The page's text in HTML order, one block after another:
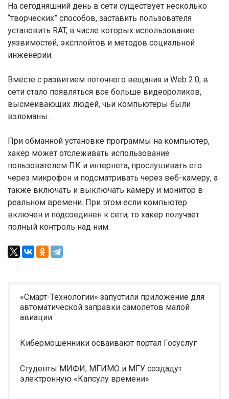
На сегодняшний день в сети существует несколько
“творческих” способов, заставить пользователя
установить RAT, в числе которых использование
уязвимостей, эксплойтов и методов социальной
инженерии.
Вместе с развитием поточного вещания и Web 2.0, в
сети стало появляться все больше видеороликов,
высмеивающих людей, чьи компьютеры были
взломаны.
При обманной установке программы на компьютер,
хакер может отслеживать использование
пользователем ПК и интернета, прослушивать его
через микрофон и подсматривать через веб-камеру, а
также включать и выключать камеру и монитор в
реальном времени. При этом если компьютер
включен и подсоединен к сети, то хакер получает
полный контроль над ним.
«Смарт-Технологии» запустили приложение для
автоматической заправки самолетов малой
авиации
Кибермошенники осваивают портал Госуслуг
Студенты МИФИ, МГИМО и МГУ создадут
электронную «Капсулу времени»